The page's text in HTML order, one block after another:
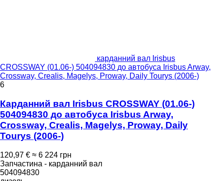
карданний вал Irisbus
CROSSWAY (01.06-) 504094830 до автобуса Irisbus Arway,
Crossway, Crealis, Magelys, Proway, Daily Tourys (2006-)
6
Карданний вал Irisbus CROSSWAY (01.06-)
504094830 до автобуса Irisbus Arway,
Crossway, Crealis, Magelys, Proway, Daily
Tourys (2006-)
120,97 € ≈ 6 224 грн
Запчастина - карданний вал
504094830